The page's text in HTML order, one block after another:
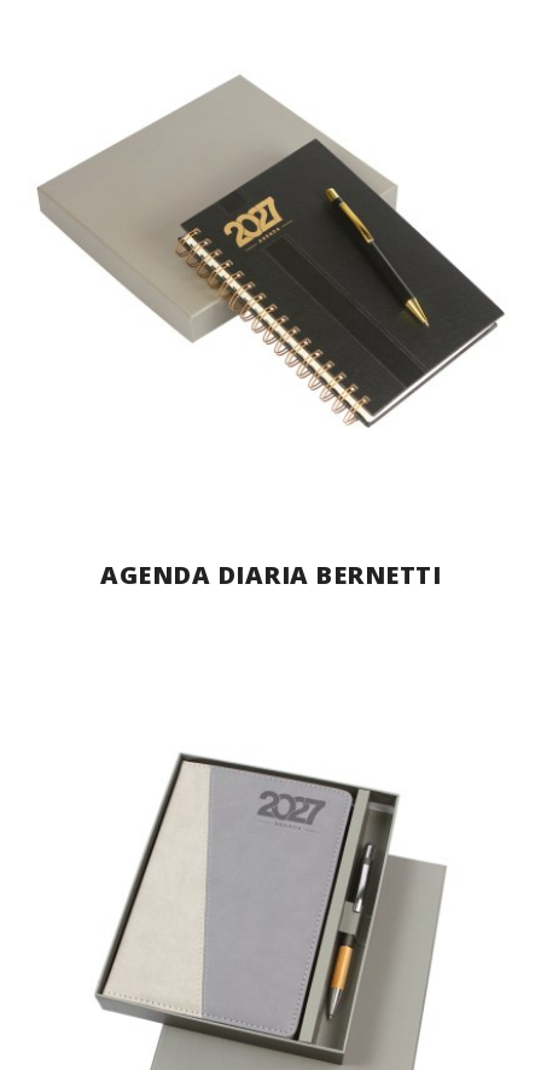
AGENDA DIARIA BERNETTI